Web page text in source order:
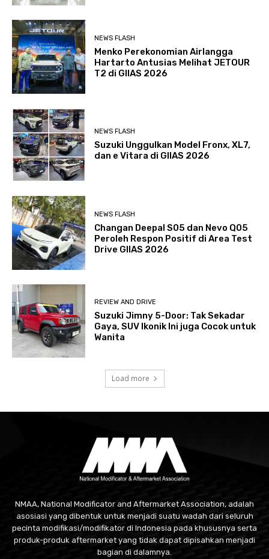
NEWS FLASH
Menko Perekonomian Airlangga
Hartarto Antusias Melihat JETOUR
T2 di GIIAS 2026
NEWS FLASH
Suzuki Unggulkan Model Fronx, XL7,
dan e Vitara di GIIAS 2026
NEWS FLASH
Changan Deepal S05 dan Nevo Q05
Peroleh Respon Positif di Area Test
Drive GIIAS 2026
REVIEW AND DRIVE
Suzuki Jimny 5-Door: Tak Sekadar
Gaya, SUV Ikonik Ini juga Cocok untuk
Wanita
Load more
NMAA, National Modificator and Aftermarket Association, adalah
asosiasi yang dibentuk untuk menjadi suatu wadah dari seluruh
pecinta modifikasi/modifikator di Indonesia pada khususnya serta
produk-produk aftermarket yang tidak dapat dipisahkan menjadi
bagian di dalamnya.